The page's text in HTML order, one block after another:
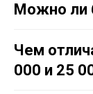
Можно ли
Чем
000 и 25